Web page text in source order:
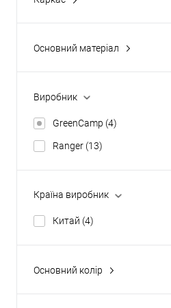
Основний матеріал
Виробник
GreenCamp (4)
Ranger (13)
Країна виробник
Китай (4)
Основний колір